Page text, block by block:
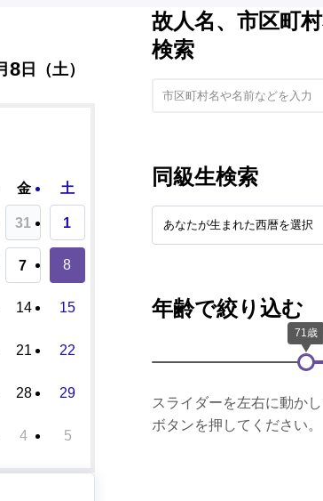
8 日（土）
金 土
31 1
7 8
14 15
21 22
28 29
4 5
故人名、市区町
検索
同級生検索
年齢で絞り込む
スライダーを左右に動か
ボタンを押してください。